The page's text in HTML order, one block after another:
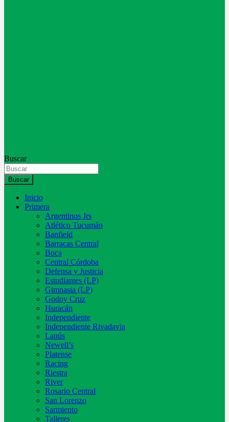
Buscar
Buscar
Inicio
Primera
Argentinos Jrs
Atlético Tucumán
Banfield
Barracas Central
Boca
Central Córdoba
Defensa y Justicia
Estudiantes (LP)
Gimnasia (LP)
Godoy Cruz
Huracán
Independiente
Independiente Rivadavia
Lanús
Newell’s
Platense
Racing
Riestra
River
Rosario Central
San Lorenzo
Sarmiento
Talleres